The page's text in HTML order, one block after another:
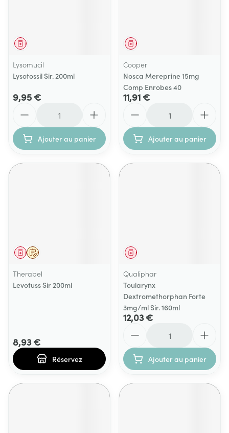
Médicament
Lysomucil
Lysotossil Sir. 200ml
9,95 €
Ajouter au panier
Médicament
Cooper
Nosca Mereprine 15mg
Comp Enrobes 40
11,91 €
Ajouter au panier
Sur prescription
Médicament
Therabel
Levotuss Sir 200ml
8,93 €
Réservez
Médicament
Qualiphar
Toularynx
Dextromethorphan Forte
3mg/ml Sir. 160ml
12,03 €
Ajouter au panier